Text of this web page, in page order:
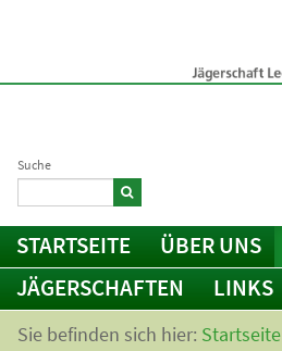
Suche
STARTSEITE ÜBER UNS
JÄGERSCHAFTEN
LINKS
Sie befinden sich hier: Startseite